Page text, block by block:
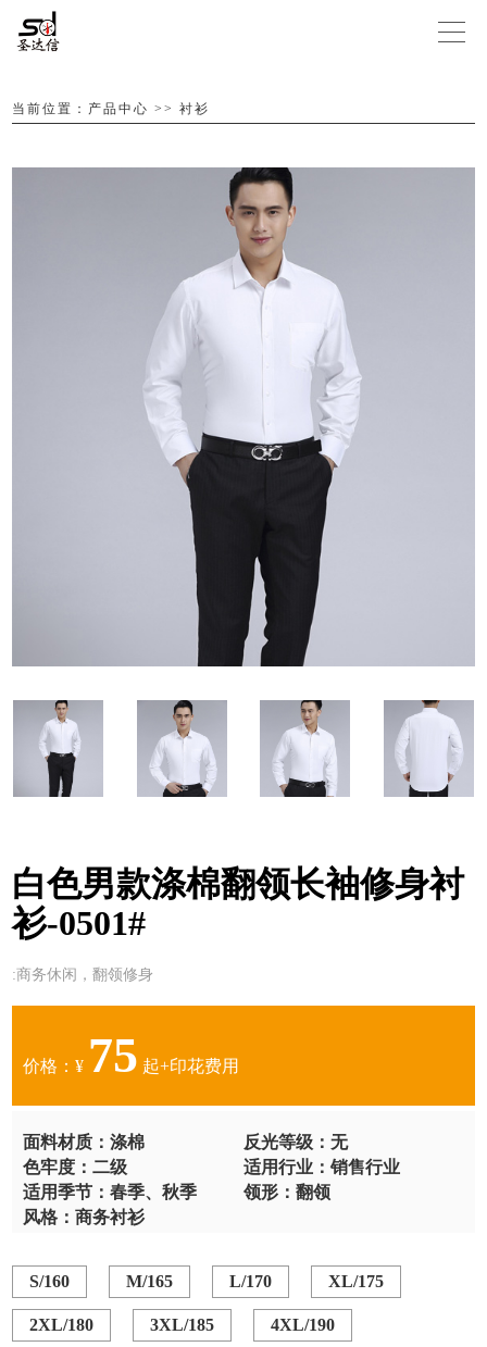
当前位置： 产品中心 >>衬衫
白色男款涤棉翻领长袖修身衬
衫-0501#
:商务休闲，翻领修身
价格：¥ 75 起+印花费用
面料材质：涤棉
反光等级：无
色牢度：二级
适用行业：销售行业
适用季节：春季、秋季
领形：翻领
风格：商务衬衫
S/160 M/165 L/170 XL/175
2XL/180 3XL/185 4XL/190